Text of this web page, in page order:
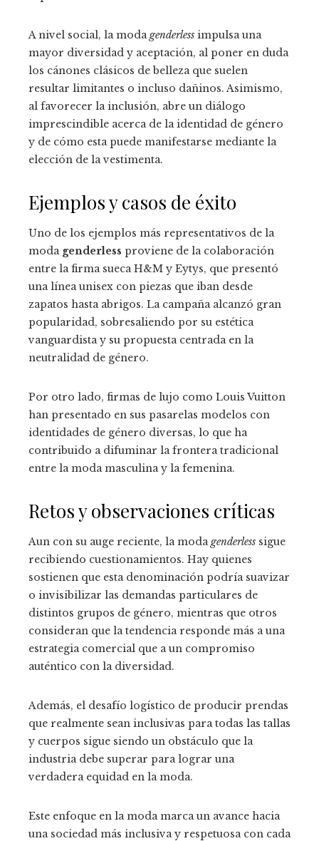
A nivel social, la modagenderless impulsa una
mayor diversidad y aceptación, al poner en duda
los cánones clásicos de belleza que suelen
resultar limitantes o incluso dañinos. Asimismo,
al favorecer la inclusión, abre un diálogo
imprescindible acerca de la identidad de género
y de cómo esta puede manifestarse mediante la
elección de la vestimenta.
Ejemplos y casos de éxito
Uno de los ejemplos más representativos de la
moda genderless proviene de la colaboración
entre la firma sueca H&M y Eytys, que presentó
una línea unisex con piezas que iban desde
zapatos hasta abrigos. La campaña alcanzó gran
popularidad, sobresaliendo por su estética
vanguardista y su propuesta centrada en la
neutralidad de género.
Por otro lado, firmas de lujo como Louis Vuitton
han presentado en sus pasarelas modelos con
identidades de género diversas, lo que ha
contribuido a difuminar la frontera tradicional
entre la moda masculina y la femenina.
Retos y observaciones críticas
Aun con su auge reciente, la modagenderless sigue
recibiendo cuestionamientos. Hay quienes
sostienen que esta denominación podría suavizar
o invisibilizar las demandas particulares de
distintos grupos de género, mientras que otros
consideran que la tendencia responde más a una
estrategia comercial que a un compromiso
auténtico con la diversidad.
Además, el desafío logístico de producir prendas
que realmente sean inclusivas para todas las tallas
y cuerpos sigue siendo un obstáculo que la
industria debe superar para lograr una
verdadera equidad en la moda.
Este enfoque en la moda marca un avance hacia
una sociedad más inclusiva y respetuosa con cada